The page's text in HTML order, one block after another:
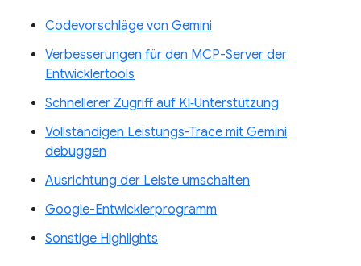
Codevorschläge von Gemini
Verbesserungen für den MCP-Server der
Entwicklertools
Schnellerer Zugriff auf KI‑Unterstützung
Vollständigen Leistungs-Trace mit Gemini
debuggen
Ausrichtung der Leiste umschalten
Google-Entwicklerprogramm
Sonstige Highlights